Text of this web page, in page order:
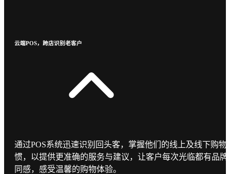
云端POS，跨店识别老客户
通过POS系统迅速识别回头客，掌握他们的线上及线下购物
惯，以提供更准确的服务与建议，让客户每次光临都有品牌
同感，感受温馨的购物体验。